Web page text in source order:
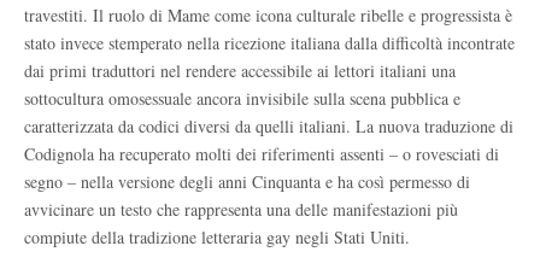
travestiti. Il ruolo di Mame come icona culturale ribelle e progressista è
stato invece stemperato nella ricezione italiana dalla difficoltà incontrate
dai primi traduttori nel rendere accessibile ai lettori italiani una
sottocultura omosessuale ancora invisibile sulla scena pubblica e
caratterizzata da codici diversi da quelli italiani. La nuova traduzione di
Codignola ha recuperato molti dei riferimenti assenti – o rovesciati di
segno – nella versione degli anni Cinquanta e ha così permesso di
avvicinare un testo che rappresenta una delle manifestazioni più
compiute della tradizione letteraria gay negli Stati Uniti.